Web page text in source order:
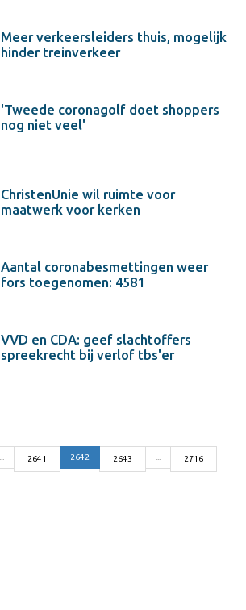
Meer verkeersleiders thuis, mogelijk
hinder treinverkeer
'Tweede coronagolf doet shoppers
nog niet veel'
ChristenUnie wil ruimte voor
maatwerk voor kerken
Aantal coronabesmettingen weer
fors toegenomen: 4581
VVD en CDA: geef slachtoffers
spreekrecht bij verlof tbs'er
2641 2642 2643 2716